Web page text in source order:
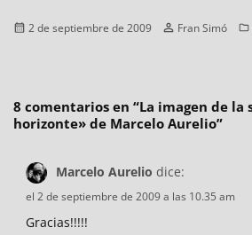
Publicado
2 de septiembre de 2009 Autor
Fran Simó
8 comentarios en “La imagen de la
horizonte» de Marcelo Aurelio”
Marcelo Aurelio dice:
el 2 de septiembre de 2009 a las 10.35 am
Gracias!!!!!